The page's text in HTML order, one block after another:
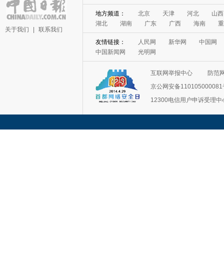
关于我们 联系我们
地方频道： 北京 天津 河北
山西
湖北
湖南 广东 广西 海南
友情链接： 人民网 新华网
中国网
中国新闻网
光明网
互联网举报中心
防范
京公网安备110105000081
12300电信用户申诉受理中